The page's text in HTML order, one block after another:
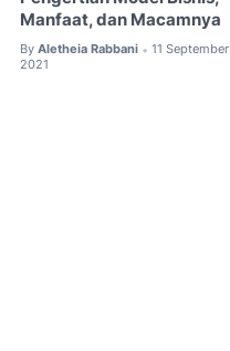
Manfaat, dan Macamnya
By Aletheia Rabbani • 11 September
2021